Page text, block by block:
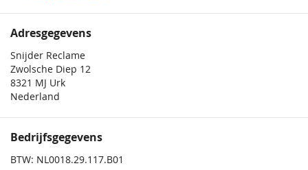
Adresgegevens
Snijder Reclame
Zwolsche Diep 12
8321 MJ Urk
Nederland
Bedrijfsgegevens
BTW: NL0018.29.117.B01